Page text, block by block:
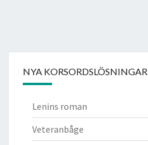
NYA KORSORDSLÖSNINGAR
Lenins roman
Veteranbåge